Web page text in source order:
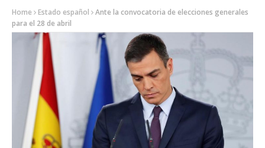
Home Estado español
Ante la convocatoria de elecciones generales
para el 28 de abril